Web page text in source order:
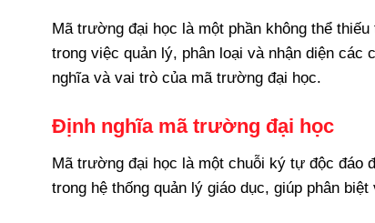
Mã trường đại học là một phần không thể
trong việc quản lý, phân loại và nhận diện các
nghĩa và vai trò của mã trường đại học.
Định nghĩa mã trường đại học
Mã trường đại học là một chuỗi ký tự độc đáo
trong hệ thống quản lý giáo dục, giúp phân